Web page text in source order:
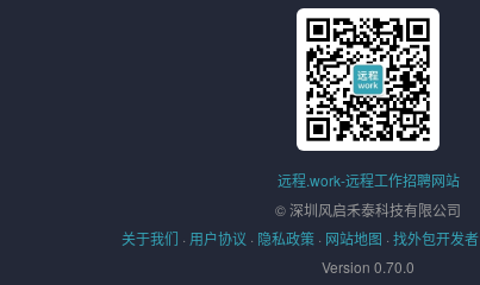
远程.work-远程工作招聘网站
© 深圳风启禾泰科技有限公司
关于我们 · 用户协议 · 隐私政策 · 网站地图 · 找外包开发者
Version 0.70.0